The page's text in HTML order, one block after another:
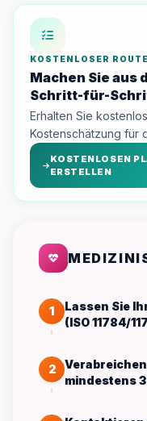
KOSTENLOSER
Machen Sie aus
Schritt-für-
Erhalten Sie
Kostenschätzung für
KOSTENLOSEN
ERSTELLEN
1
Lassen Sie
(ISO 11784/
2
mindestens